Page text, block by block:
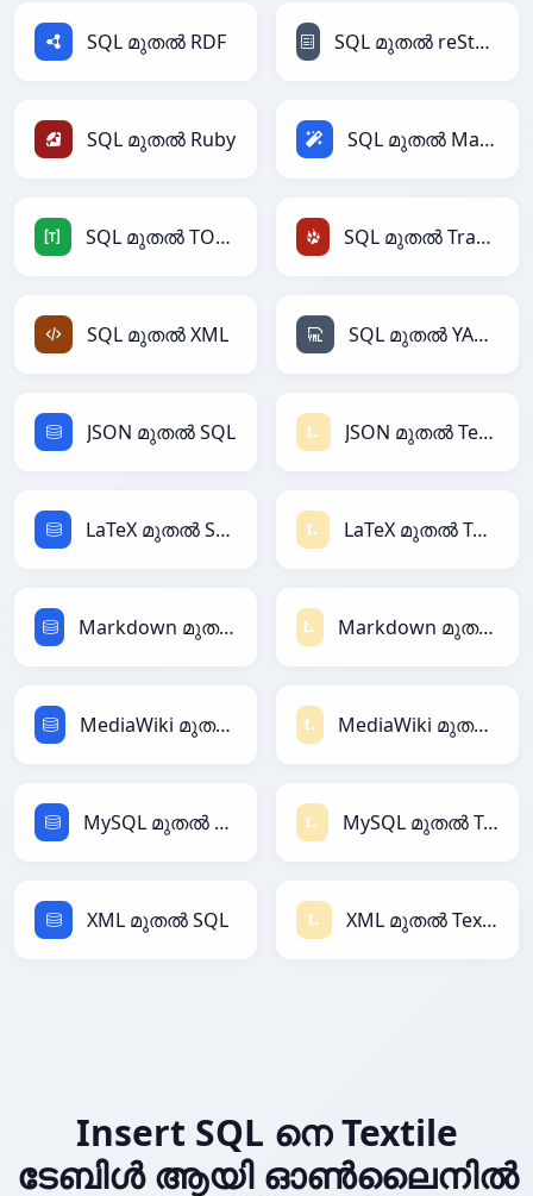
SQL മുതൽ RDF SQL മുതൽ reStructuredText
SQL മുതൽ Ruby SQL മുതൽ Magic
SQL മുതൽ TOML SQL മുതൽ TracWiki
SQL മുതൽ XML SQL മുതൽ YAML
JSON മുതൽ SQL JSON മുതൽ Textile
LaTeX മുതൽ SQL LaTeX മുതൽ Textile
Markdown മുതൽ SQL Markdown മുതൽ Textile
MediaWiki മുതൽ SQL MediaWiki മുതൽ Textile
MySQL മുതൽ SQL MySQL മുതൽ Textile
XML മുതൽ SQL XML മുതൽ Textile
Insert SQL നെ Textile
ടേബിൾ ആയി ഓൺലൈനിൽ